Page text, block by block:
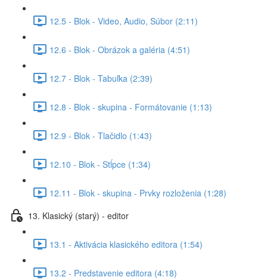
12.5 - Blok - Video, Audio, Súbor (2:11)
12.6 - Blok - Obrázok a galéria (4:51)
12.7 - Blok - Tabuľka (2:39)
12.8 - Blok - skupina - Formátovanie (1:13)
12.9 - Blok - Tlačidlo (1:43)
12.10 - Blok - Stĺpce (1:34)
12.11 - Blok - skupina - Prvky rozloženia (1:28)
13. Klasický (starý) - editor
13.1 - Aktivácia klasického editora (1:54)
13.2 - Predstavenie editora (4:18)